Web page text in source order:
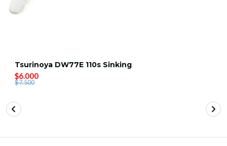
Tsurinoya DW77E 110s Sinking
$6.000
$7.500